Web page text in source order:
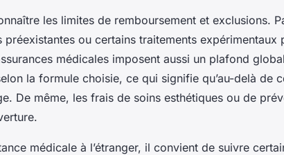
les limites de remboursement et exclusions.
ou certains traitements expérimentaux
médicales imposent aussi un plafond
la formule choisie, ce qui signifie qu’au-delà de
De même, les frais de soins esthétiques ou de
médicale à l’étranger, il convient de suivre